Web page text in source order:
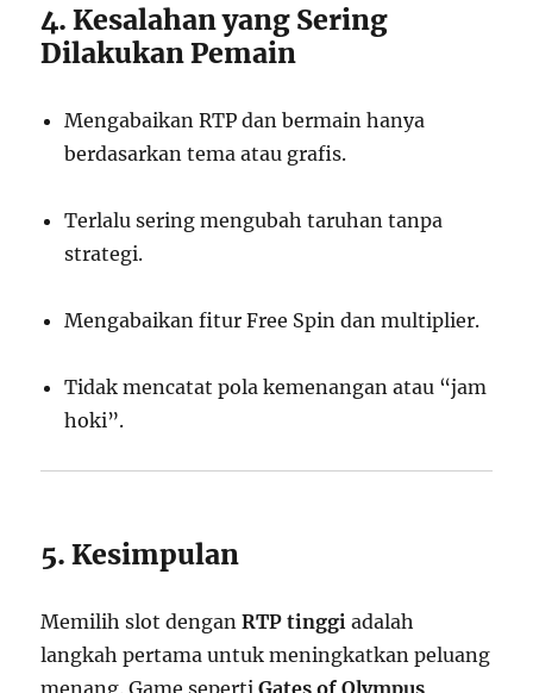
4. Kesalahan yang Sering
Dilakukan Pemain
Mengabaikan RTP dan bermain hanya
berdasarkan tema atau grafis.
Terlalu sering mengubah taruhan tanpa
strategi.
Mengabaikan fitur Free Spin dan multiplier.
Tidak mencatat pola kemenangan atau “jam
hoki”.
5. Kesimpulan
Memilih slot denganRTP tinggi adalah
langkah pertama untuk meningkatkan peluang
menang. Game sepertiGates of Olympus